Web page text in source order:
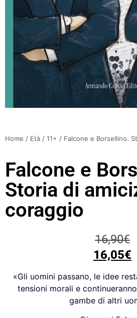
Home / Età / 11+ / Falcone e Borsellino.
Falcone e
Storia di
coraggio
16,90€
16,05€
«Gli uomini passano, le idee
tensioni morali e
gambe di altri